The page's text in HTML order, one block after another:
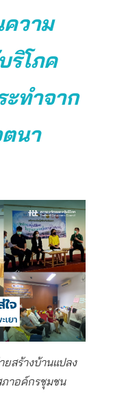
ความ
ริโภค
ทำจาก
นา
ยสร้างบ้านแปลง
ภาอค์กรชุมชน